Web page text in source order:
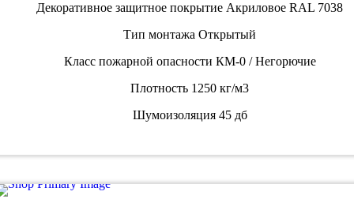
Декоративное защитное покрытие Акриловое RAL 7038
Тип монтажа Открытый
Класс пожарной опасности КМ-0 / Негорючие
Плотность 1250 кг/м3
Шумоизоляция45 дб